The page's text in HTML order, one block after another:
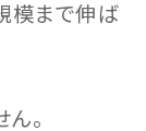
模まで伸ば
。